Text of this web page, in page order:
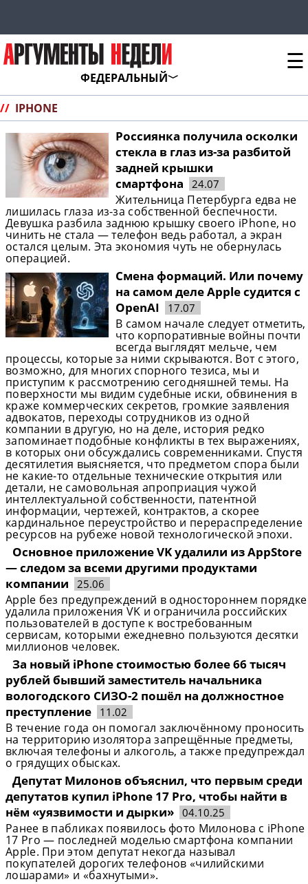
ФЕДЕРАЛЬНЫЙ
☰
// IPHONE
Россиянка получила осколки
стекла в глаз из-за разбитой
задней крышки
смартфона
24.07
Жительница Петербурга едва не
лишилась глаза из-за собственной беспечности.
Девушка разбила заднюю крышку своего iPhone, но
чинить не стала — телефон ведь работал, а экран
остался целым. Эта экономия чуть не обернулась
операцией.
Смена формаций. Или почему
на самом деле Apple судится с
OpenAI
17.07
В самом начале следует отметить,
что корпоративные войны почти
всегда выглядят мельче, чем
процессы, которые за ними скрываются. Вот с этого,
возможно, для многих спорного тезиса, мы и
приступим к рассмотрению сегодняшней темы. На
поверхности мы видим судебные иски, обвинения в
краже коммерческих секретов, громкие заявления
адвокатов, переходы сотрудников из одной
компании в другую, но на деле, история редко
запоминает подобные конфликты в тех выражениях,
в которых они обсуждались современниками. Спустя
десятилетия выясняется, что предметом спора были
не какие-то отдельные технические открытия или
детали, не самовольная апроприация чужой
интеллектуальной собственности, патентной
информации, чертежей, контрактов, а скорее
кардинальное переустройство и перераспределение
ресурсов на рубеже новой технологической эпохи.
Основное приложение VK удалили из AppStore
— следом за всеми другими продуктами
компании
25.06
Apple без предупреждений в одностороннем порядке
удалила приложения VK и ограничила российских
пользователей в доступе к востребованным
сервисам, которыми ежедневно пользуются десятки
миллионов человек.
За новый iPhone стоимостью более 66 тысяч
рублей бывший заместитель начальника
вологодского СИЗО-2 пошёл на должностное
преступление
11.02
В течение года он помогал заключённому проносить
на территорию изолятора запрещённые предметы,
включая телефоны и алкоголь, а также предупреждал
о грядущих обысках.
Депутат Милонов объяснил, что первым среди
депутатов купил iPhone 17 Pro, чтобы найти в
нём «уязвимости и дырки» 04.10.25
Ранее в пабликах появилось фото Милонова с iPhone
17 Pro — последней моделью смартфона компании
Apple. При этом депутат некогда называл
покупателей дорогих телефонов «чилийскими
лошарами» и «бахнутыми».